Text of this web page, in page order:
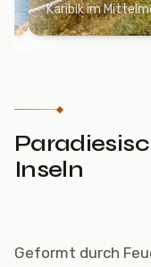
Karibik im
Inseln
Geformt durch